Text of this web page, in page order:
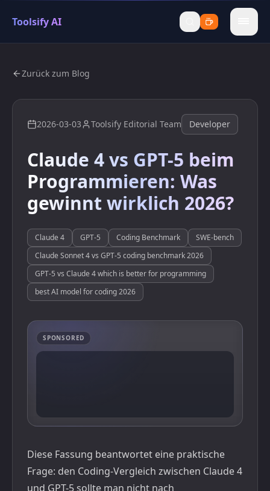
Toolsify AI
menu
Zurück zum Blog
2026-03-03 Toolsify Editorial Team Developer
Claude 4 vs GPT-5 beim
Programmieren: Was
gewinnt wirklich 2026?
Claude 4 GPT-5 Coding Benchmark
SWE-bench
Claude Sonnet 4 vs GPT-5 coding benchmark 2026
GPT-5 vs Claude 4 which is better for programming
best AI model for coding 2026
SPONSORED
Diese Fassung beantwortet eine praktische
Frage: den Coding-Vergleich zwischen Claude 4
und GPT-5 sollte man nicht nach